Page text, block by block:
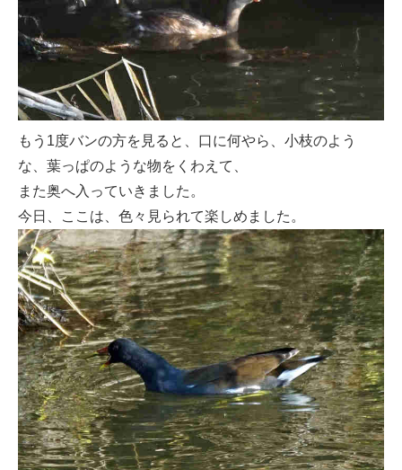
もう1度バンの方を見ると、口に何やら、小枝のよう
な、葉っぱのような物をくわえて、
また奥へ入っていきました。
今日、ここは、色々見られて楽しめました。